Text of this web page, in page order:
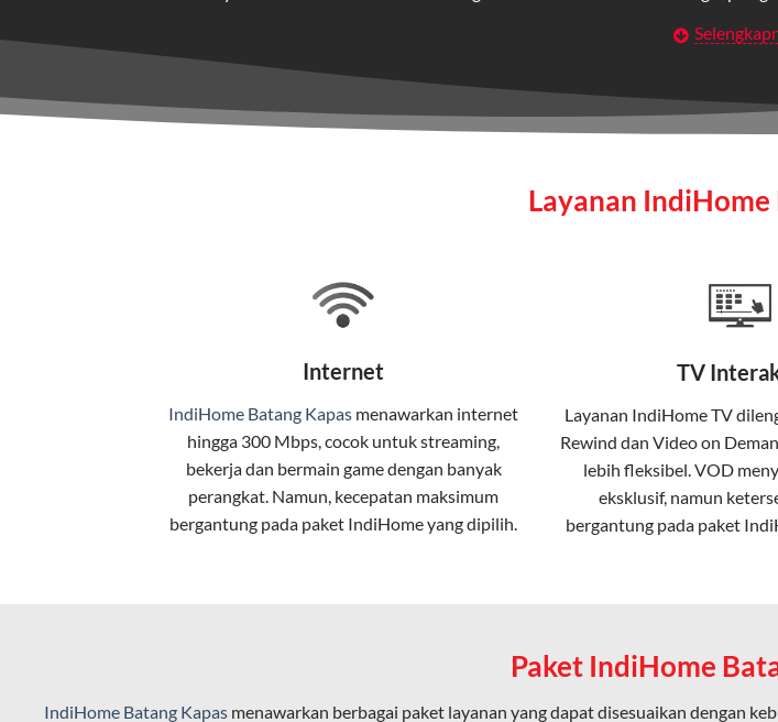
Wifi IndiHome adalah layananinternetberbasis fiber optic yang disediakan
Teknologi di Balik WiFi IndiHome
pelanggan. Teknologi ini memiliki beberapa keunggulan:
Kecepatan Tinggi
Serat optik mampu mentransmisikan data dalam kecepatan tinggi hingga 1
Koneksi Stabil
Layanan IndiHome
Internet
IndiHome Batang Kapas menawarkan internet
hingga 300 Mbps, cocok untuk streaming,
bekerja dan bermain game dengan banyak
perangkat. Namun, kecepatan maksimum
bergantung pada paket IndiHome yang dipilih.
TV
Layanan IndiHome TV
Rewind dan Video on
lebih fleksibel. VOD
eksklusif, namun
bergantung pada paket
Paket IndiHome
IndiHome Batang Kapas menawarkan berbagai paket layanan yang dapat disesuaikan dengan